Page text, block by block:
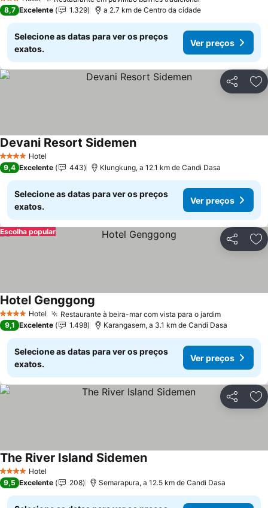
3 Estrelas
8,7 Excelente 1.329 a 2.7 km de Centro da cidade
Selecione as datas para ver os preços
exatos.
Ver preços
Partilhar
4 EstrelasHotel
Devani Resort Sidemen
9,4 Excelente 443 Klungkung, a 12.1 km de Candi Dasa
Selecione as datas para ver os preços
exatos.
Ver preços
Partilhar
Escolha popular
4 EstrelasHotel Restaurante à beira-mar com vista para o jardim
Hotel Genggong
9,1 Excelente 1.498 Karangasem, a 3.1 km de Candi Dasa
Selecione as datas para ver os preços
exatos.
Ver preços
Partilhar
4 EstrelasHotel
The River Island Sidemen
9,5 Excelente 208 Semarapura, a 12.5 km de Candi Dasa